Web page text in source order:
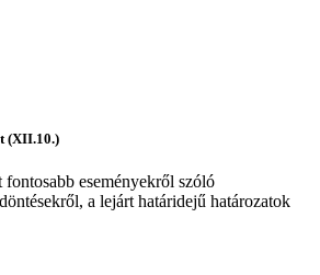
(XII.10.)
eseményekről szóló
a lejárt határidejű határozatok